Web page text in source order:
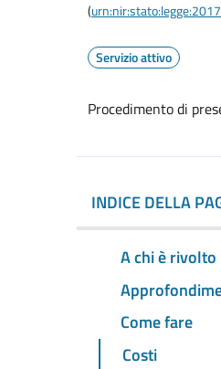
(
Servizio attivo
Procedimento di
INDICE DELLA
A chi è rivolto
Come fare
Costi